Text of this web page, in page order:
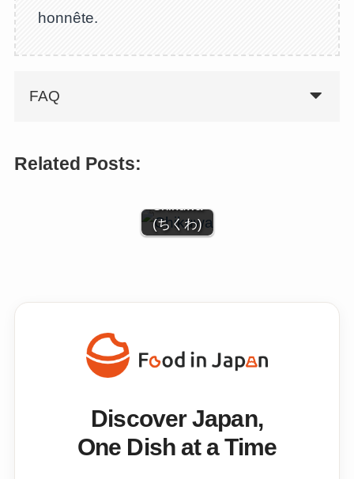
honnête.
FAQ
Related Posts:
Chikuwa
(ちくわ)
Discover Japan,
One Dish at a Time